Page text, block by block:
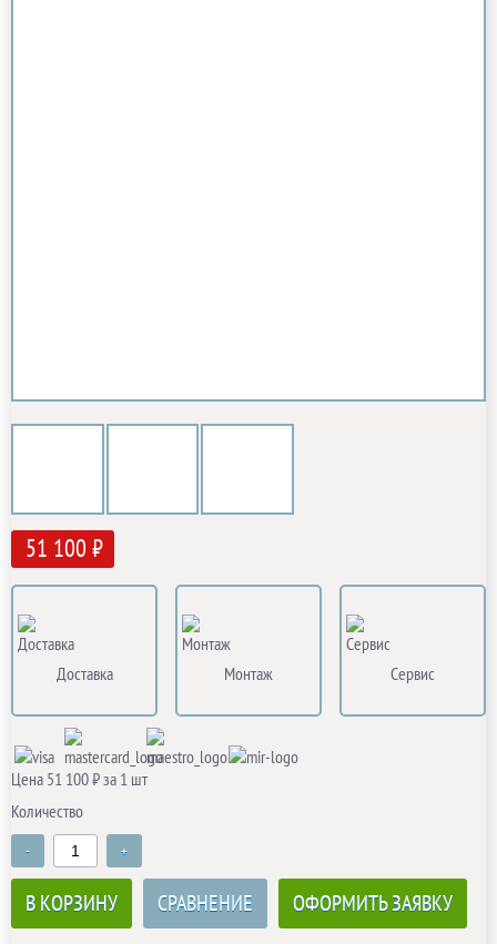
51 100 ₽
Доставка Монтаж Сервис
Цена 51 100 ₽ за 1 шт
Количество
- +
В КОРЗИНУ СРАВНЕНИЕ ОФОРМИТЬ ЗАЯВКУ